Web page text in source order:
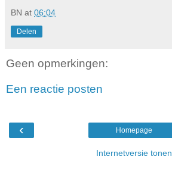
BN at 06:04
Delen
Geen opmerkingen:
Een reactie posten
‹ Homepage
Internetversie tonen